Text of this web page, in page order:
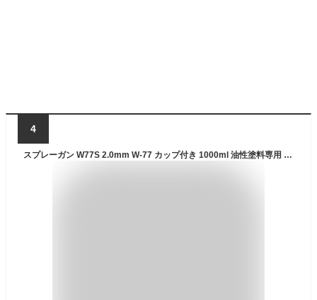
4
スプレーガン W77S 2.0mm W-77 カップ付き 1000ml 油性塗料専用 中型スプレーガン 吸上式 エアースプレーガン